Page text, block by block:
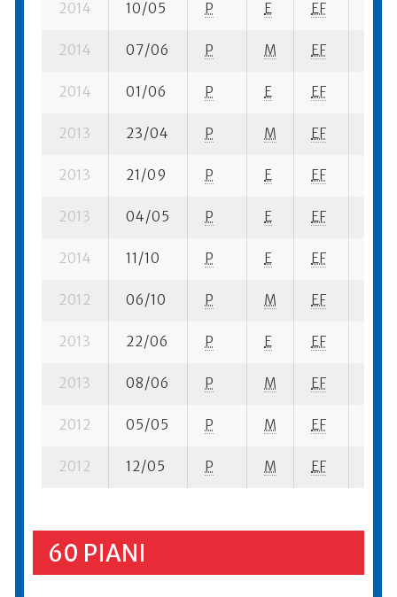
2014 10/05 P E EF
2014 07/06 P M EF
2014 01/06 P E EF
2013 23/04 P M EF
2013 21/09 P E EF
2013 04/05 P E EF
2014 11/10 P E EF
2012 06/10 P M EF
2013 22/06 P E EF
2013 08/06 P M EF
2012 05/05 P M EF
2012 12/05 P M EF
60 PIANI